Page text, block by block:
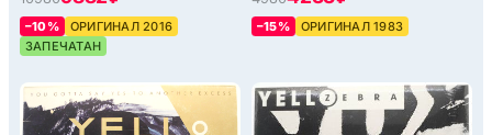
–10%
ОРИГИНАЛ 2016
ЗАПЕЧАТАН
–15% ОРИГИНАЛ 1983